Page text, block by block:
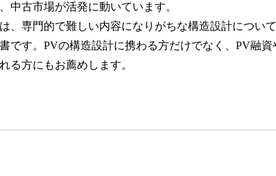
中古市場が活発に動いています。
、専門的で難しい内容になりがちな構造設計につい
です。PVの構造設計に携わる方だけでなく、PV融
る方にもお薦めします。